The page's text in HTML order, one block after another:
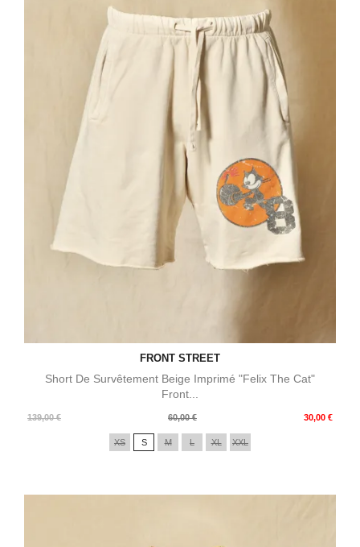
FRONT STREET
Short De Survêtement Beige Imprimé "Felix The Cat"
Front...
139,00 €
Prix
60,00 € 30,00 €
Prix
XS S M L XL XXL